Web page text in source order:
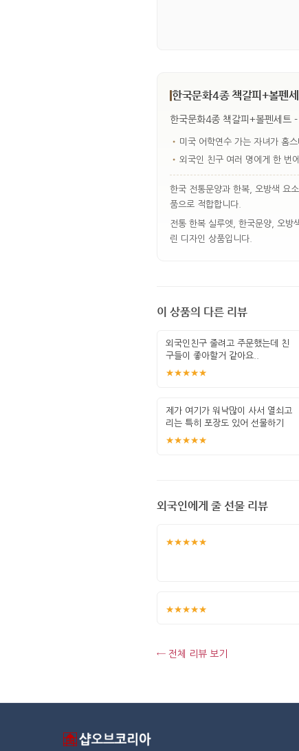
한국문화4종 책갈피+볼펜
한국문화4종 책갈피+볼펜세트
• 미국 어학연수 가는 자녀가 홈
• 외국인 친구 여러 명에게 한 번
한국 전통문양과 한복, 오방색 요
품으로 적합합니다.
전통 한복 실루엣, 한국문양, 오방
린 디자인 상품입니다.
이 상품의 다른 리뷰
외국인친구 줄려고 주문했는데 친
구들이 좋아할거 같아요..
★★★★★
제가 여기가 워낙많이 사서 열쇠고
리는 특히 포장도 있어 선물하기
좋고 퀄
★★★★★
외국인에게 줄 선물 리뷰
★★★★★
★★★★★
← 전체 리뷰 보기